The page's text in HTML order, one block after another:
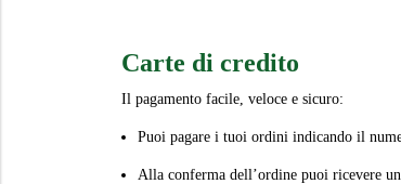
Carte di credito
Il pagamento facile, veloce e sicuro:
Puoi pagare i tuoi ordini indicando il
Alla conferma dell’ordine puoi ricevere